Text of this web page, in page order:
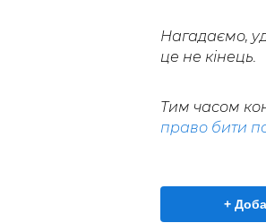
Нагадаємо,
це не кінець.
Тим часом
право бити
+